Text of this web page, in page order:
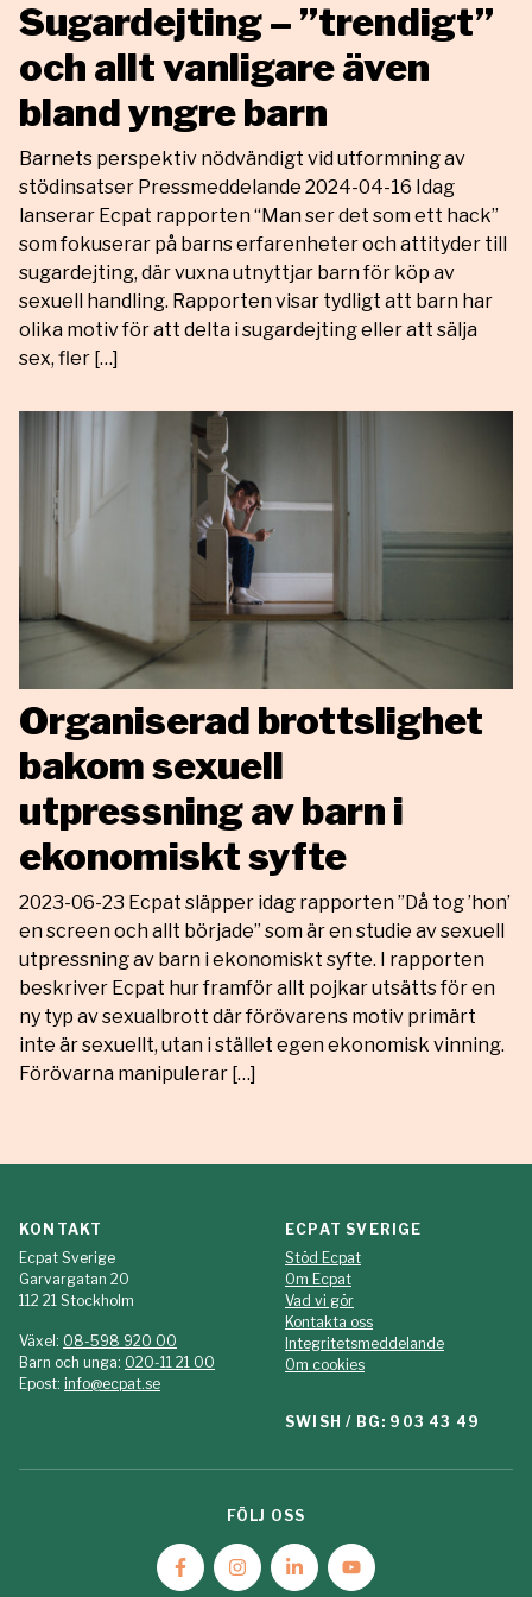
Sugardejting – ”trendigt”
och allt vanligare även
bland yngre barn
Barnets perspektiv nödvändigt vid utformning av
stödinsatser Pressmeddelande 2024-04-16 Idag
lanserar Ecpat rapporten “Man ser det som ett hack”
som fokuserar på barns erfarenheter och attityder till
sugardejting, där vuxna utnyttjar barn för köp av
sexuell handling. Rapporten visar tydligt att barn har
olika motiv för att delta i sugardejting eller att sälja
sex, fler […]
Organiserad brottslighet
bakom sexuell
utpressning av barn i
ekonomiskt syfte
2023-06-23 Ecpat släpper idag rapporten ”Då tog ’hon’
en screen och allt började” som är en studie av sexuell
utpressning av barn i ekonomiskt syfte. I rapporten
beskriver Ecpat hur framför allt pojkar utsätts för en
ny typ av sexualbrott där förövarens motiv primärt
inte är sexuellt, utan i stället egen ekonomisk vinning.
Förövarna manipulerar […]
KONTAKT
Ecpat Sverige
Garvargatan 20
112 21 Stockholm
Växel: 08-598 920 00
Barn och unga: 020-11 21 00
Epost: info@ecpat.se
ECPAT SVERIGE
Stöd Ecpat
Om Ecpat
Vad vi gör
Kontakta oss
Integritetsmeddelande
Om cookies
SWISH / BG: 903 43 49
FÖLJ OSS